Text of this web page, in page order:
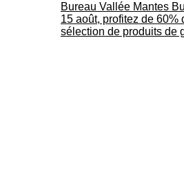
Bureau Vallée Mantes
15 août, profitez de 60%
sélection de produits de